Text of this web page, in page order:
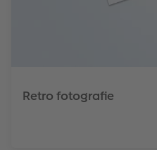
Retro fotografie